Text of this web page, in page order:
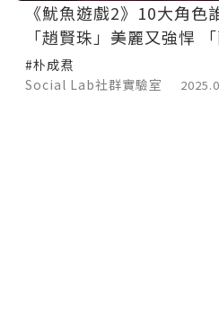
《魷魚遊戲2》10大角色
「趙賢珠」美麗又強悍
象立體
#朴成焄
Social Lab社群實驗室